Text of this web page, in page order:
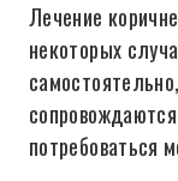
Лечение
некоторых
потребоваться